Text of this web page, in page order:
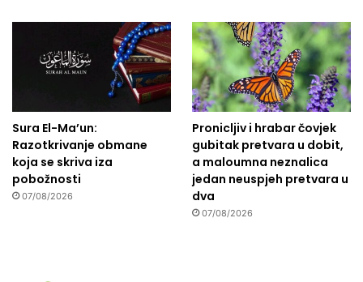
Sura El-Ma’un:
Razotkrivanje obmane
koja se skriva iza
pobožnosti
07/08/2026
Pronicljiv i hrabar čovjek
gubitak pretvara u dobit,
a maloumna neznalica
jedan neuspjeh pretvara u
dva
07/08/2026